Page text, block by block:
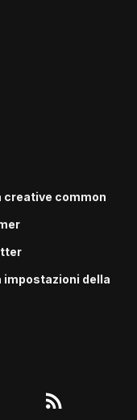
creative common
impostazioni della